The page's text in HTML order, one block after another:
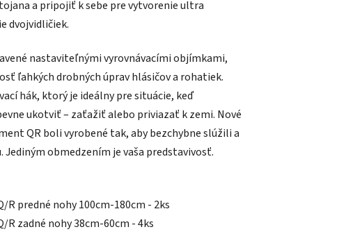
a pripojiť k sebe pre vytvorenie ultra
dvojvidličiek.
nastaviteľnými vyrovnávacími objímkami,
ľahkých drobných úprav hlásičov a rohatiek.
hák, ktorý je ideálny pre situácie, keď
ukotviť – zaťažiť alebo priviazať k zemi. Nové
QR boli vyrobené tak, aby bezchybne slúžili a
Jediným obmedzením je vaša predstavivosť.
R predné nohy 100cm-180cm - 2ks
R zadné nohy 38cm-60cm - 4ks